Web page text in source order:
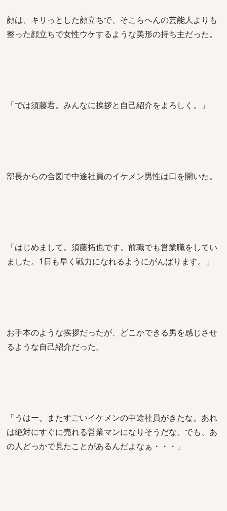
顔は、キリっとした顔立ちで、そこらへんの芸能人よりも
整った顔立ちで女性ウケするような美形の持ち主だった。
「では須藤君。みんなに挨拶と自己紹介をよろしく。」
部長からの合図で中途社員のイケメン男性は口を開いた。
「はじめまして。須藤拓也です。前職でも営業職をしてい
ました。1日も早く戦力になれるようにがんばります。」
お手本のような挨拶だったが、どこかできる男を感じさせ
るような自己紹介だった。
「うはー。またすごいイケメンの中途社員がきたな。あれ
は絶対にすぐに売れる営業マンになりそうだな。でも、あ
の人どっかで見たことがあるんだよなぁ・・・」